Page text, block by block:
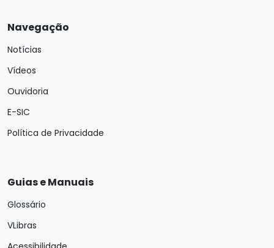
Navegação
Notícias
Vídeos
Ouvidoria
E-SIC
Política de Privacidade
Guias e Manuais
Glossário
VLibras